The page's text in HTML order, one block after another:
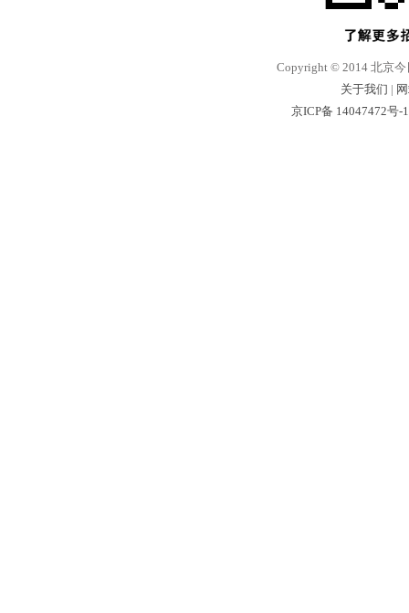
Copyright © 2014 北京今
关于我们 |
京ICP备 14047472号-